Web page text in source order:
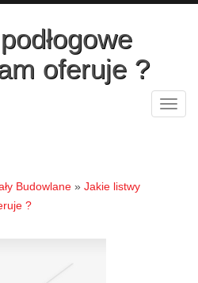
oferuje ?
Budowlane » Jakie listwy
?